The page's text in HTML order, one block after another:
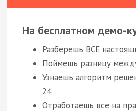
На бесплатном демо-
Разберешь ВСЕ
Поймешь разницу
Узнаешь алгоритм
24
Отработаешь все на